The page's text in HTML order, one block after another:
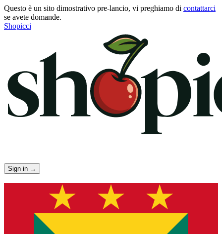
Questo è un sito dimostrativo pre-lancio, vi preghiamo di contattarci
se avete domande.
Shopicci
Sign in →